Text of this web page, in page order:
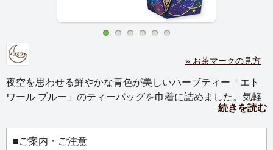
» お茶マークの見方
夜空を思わせる鮮やかな青色が美しいハーブティー「エト
ワール ブルー」のティーバッグを巾着に詰めました。気軽
続きを読む
■ご案内・ご注意